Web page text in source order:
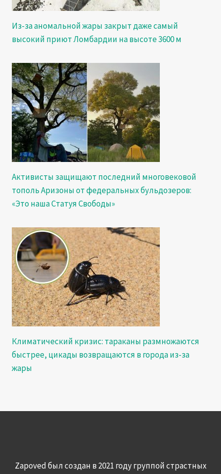
Из-за аномальной жары закрыт даже самый
высокий приют Ломбардии на высоте 3600 м
Активисты защищают последний многовековой
тополь Аризоны от федеральных бульдозеров:
«Это наша Статуя Свободы»
Климатический кризис: тараканы размножаются
быстрее, цикады возвращаются в города из-за
жары
Zapoved был создан в 2021 году группой страстных